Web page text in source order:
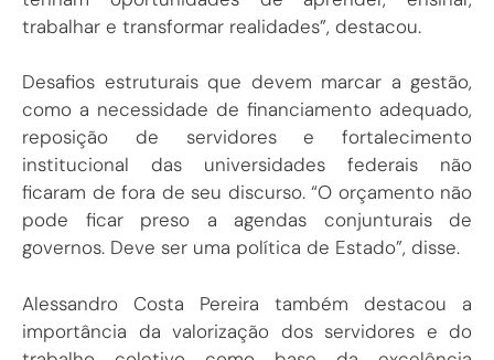
trabalhar e transformar realidades”, destacou.
Desafios estruturais que devem marcar a gestão,
como a necessidade de financiamento adequado,
reposição de servidores e fortalecimento
institucional das universidades federais não
ficaram de fora de seu discurso. “O orçamento não
pode ficar preso a agendas conjunturais de
governos. Deve ser uma política de Estado”, disse.
Alessandro Costa Pereira também destacou a
importância da valorização dos servidores e do
trabalho coletivo como base da excelência